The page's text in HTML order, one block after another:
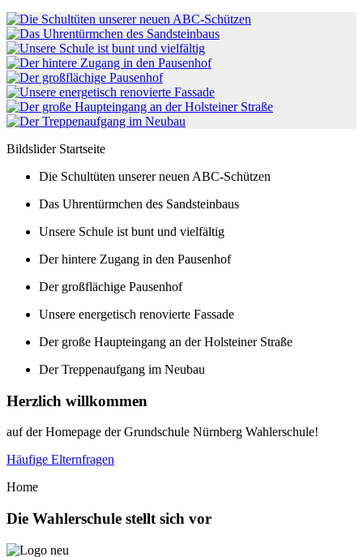
Bildslider Startseite
Die Schultüten unserer neuen ABC-Schützen
Das Uhrentürmchen des Sandsteinbaus
Unsere Schule ist bunt und vielfältig
Der hintere Zugang in den Pausenhof
Der großflächige Pausenhof
Unsere energetisch renovierte Fassade
Der große Haupteingang an der Holsteiner Straße
Der Treppenaufgang im Neubau
Herzlich willkommen
auf der Homepage der Grundschule Nürnberg Wahlerschule!
Häufige Elternfragen
Home
Die Wahlerschule stellt sich vor